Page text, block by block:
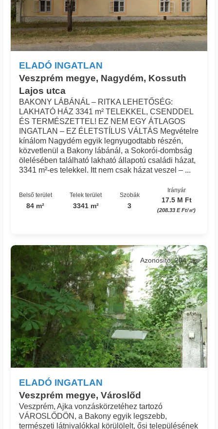
ELADÓ INGATLAN
Veszprém megye, Nagydém, Kossuth
Lajos utca
BAKONY LÁBÁNÁL – RITKA LEHETŐSÉG:
LAKHATÓ HÁZ 3341 m² TELEKKEL, CSENDDEL
ÉS TERMÉSZETTEL! EZ NEM EGY ÁTLAGOS
INGATLAN – EZ ÉLETSTÍLUS VÁLTÁS Megvételre
kínálom Nagydém egyik legnyugodtabb részén,
közvetlenül a Bakony lábánál, a Sokorói-dombság
ölelésében található lakható állapotú családi házat,
3341 m²-es telekkel. Itt nem csak házat veszel – ...
Belső terület
84 m²
Telek terület
3341 m²
Szobák
3
Irányár
17.5 M Ft
(208.33 E Ft/㎡)
ELADÓ INGATLAN
Veszprém megye, Városlőd
Azonosító: 204_agr
Veszprém, Ajka vonzáskörzetéhez tartozó
VÁROSLŐDÖN, a Bakony egyik legszebb,
természeti látnivalókkal körülölelt, ősi településének